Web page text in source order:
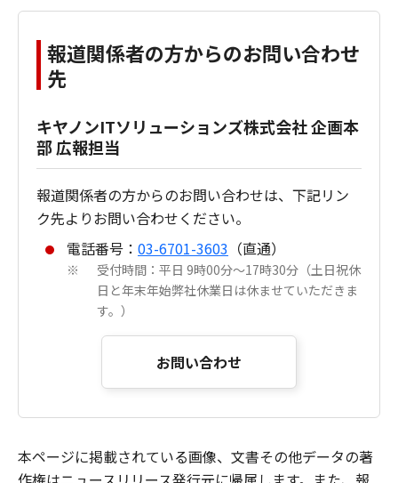
報道関係者の方からのお問い合わせ
先
キヤノンITソリューションズ株式会社 企画本
部 広報担当
報道関係者の方からのお問い合わせは、下記リン
ク先よりお問い合わせください。
電話番号： 03-6701-3603 （直通）
※
受付時間：平日 9時00分～17時30分（土日祝休
日と年末年始弊社休業日は休ませていただきま
す。）
お問い合わせ
本ページに掲載されている画像、文書その他データの著